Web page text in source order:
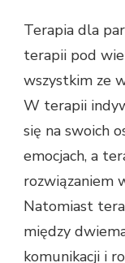
Terapia dla
terapii pod
wszystkim ze
W terapii
się na swoich
emocjach, a
rozwiązaniem
Natomiast
między
komunikacji i